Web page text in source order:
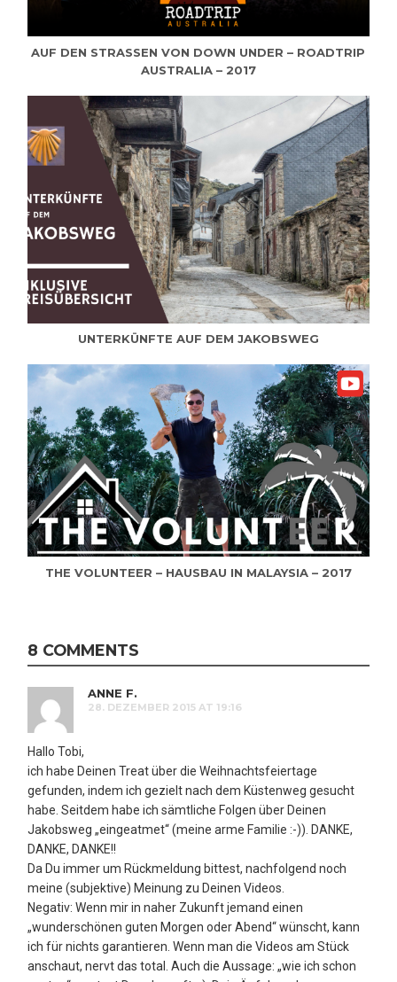
AUF DEN STRASSEN VON DOWN UNDER – ROADTRIP A
USTRALIA – 2017
UNTERKÜNFTE AUF DEM JAKOBSWEG
THE VOLUNTEER – HAUSBAU IN MALAYSIA – 2017
8 COMMENTS
ANNE F.
28. DEZEMBER 2015 AT 19:16
Hallo Tobi,
ich habe Deinen Treat über die Weihnachtsfeiertage
gefunden, indem ich gezielt nach dem Küstenweg gesucht
habe. Seitdem habe ich sämtliche Folgen über Deinen
Jakobsweg „eingeatmet“ (meine arme Familie :-)). DANKE,
DANKE, DANKE!!
Da Du immer um Rückmeldung bittest, nachfolgend noch
meine (subjektive) Meinung zu Deinen Videos.
Negativ: Wenn mir in naher Zukunft jemand einen
„wunderschönen guten Morgen oder Abend“ wünscht, kann
ich für nichts garantieren. Wenn man die Videos am Stück
anschaut, nervt das total. Auch die Aussage: „wie ich schon